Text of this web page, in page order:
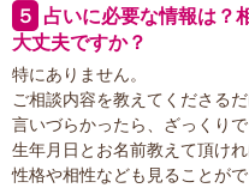
５ 占いに必要な情報は？
大丈夫ですか？
特にありません。
ご相談内容を教えてくださるだ
言いづらかったら、ざっくりで
生年月日とお名前教えて頂け
性格や相性なども見ることがで